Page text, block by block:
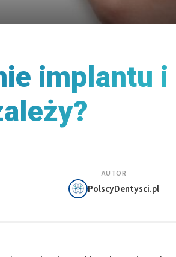
implantu i
AUTOR
PolscyDentysci.pl